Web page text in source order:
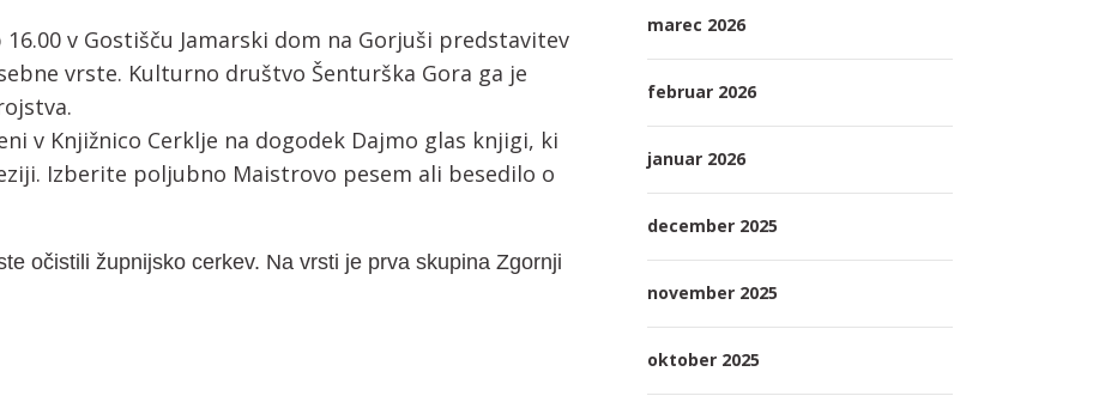
v Gostišču Jamarski dom na Gorjuši predstavitev
vrste. Kulturno društvo Šenturška Gora ga je
v Knjižnico Cerklje na dogodek Dajmo glas knjigi, ki
Izberite poljubno Maistrovo pesem ali besedilo o
očistili župnijsko cerkev. Na vrsti je prva skupina Zgornji
marec 2026
februar 2026
januar 2026
december 2025
november 2025
oktober 2025